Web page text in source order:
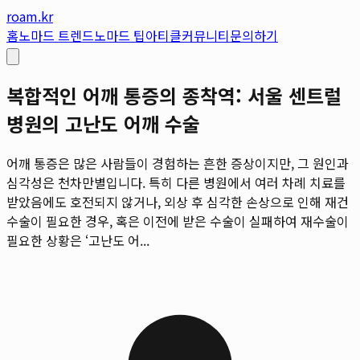
roam.kr
홈노마드 트렌드노마드 팁아티클커뮤니티문의하기
복합적인 어깨 통증의 종착역: 서울 센트럴
병원의 고난도 어깨 수술
어깨 통증은 많은 사람들이 경험하는 흔한 증상이지만, 그 원인과
심각성은 천차만별입니다. 특히 다른 병원에서 여러 차례 치료를
받았음에도 호전되지 않거나, 외상 후 심각한 손상으로 인해 재건
수술이 필요한 경우, 혹은 이전에 받은 수술이 실패하여 재수술이
필요한 상황은 ‘고난도 어...